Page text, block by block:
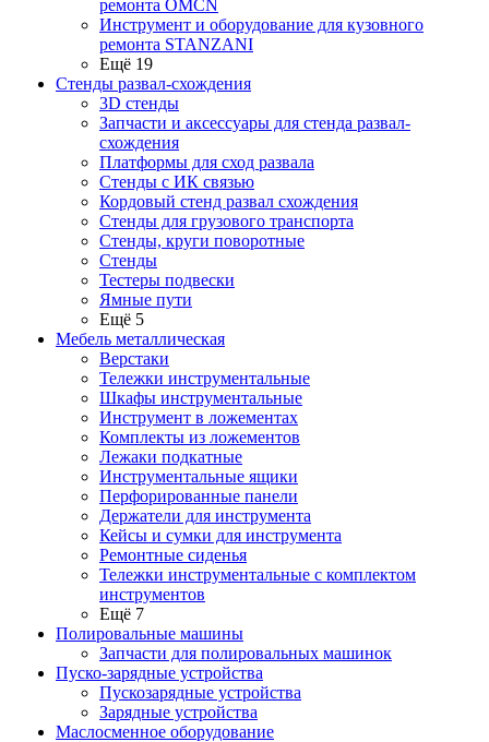
ремонта OMCN
Инструмент и оборудование для кузовного
ремонта STANZANI
Ещё 19
Стенды развал-схождения
3D стенды
Запчасти и аксессуары для стенда развал-
схождения
Платформы для сход развала
Стенды с ИК связью
Кордовый стенд развал схождения
Стенды для грузового транспорта
Стенды, круги поворотные
Стенды
Тестеры подвески
Ямные пути
Ещё 5
Мебель металлическая
Верстаки
Тележки инструментальные
Шкафы инструментальные
Инструмент в ложементах
Комплекты из ложементов
Лежаки подкатные
Инструментальные ящики
Перфорированные панели
Держатели для инструмента
Кейсы и сумки для инструмента
Ремонтные сиденья
Тележки инструментальные с комплектом
инструментов
Ещё 7
Полировальные машины
Запчасти для полировальных машинок
Пуско-зарядные устройства
Пускозарядные устройства
Зарядные устройства
Маслосменное оборудование